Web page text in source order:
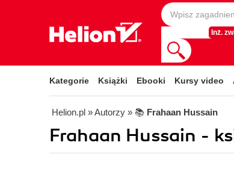
Inż.
Kategorie Książki Ebooki Kursy video
Helion.pl » Autorzy » 📚 Frahaan Hussain
Frahaan Hussain -